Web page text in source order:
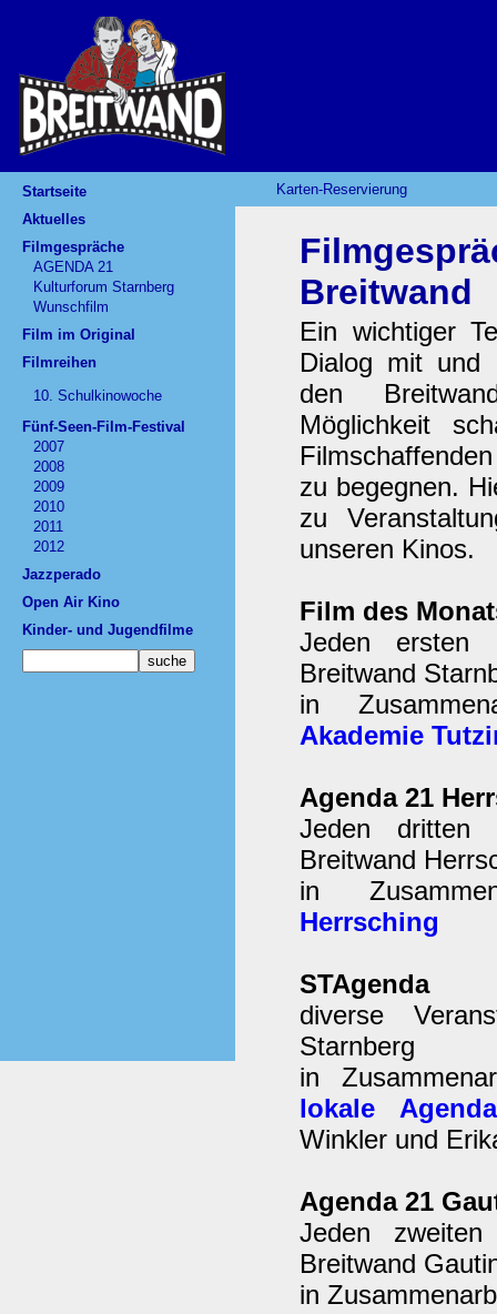
Startseite
Aktuelles
Filmgespräche
AGENDA 21
Kulturforum Starnberg
Wunschfilm
Film im Original
Filmreihen
10. Schulkinowoche
Fünf-Seen-Film-Festival
2007
2008
2009
2010
2011
2012
Jazzperado
Open Air Kino
Kinder- und Jugendfilme
Karten-Reservierung
Breitwand
Ein wichtiger
Dialog mit und
den
Möglichkeit
zu begegnen.
zu
unseren Kinos.
Film des
Jeden ersten
Breitwand
in
Akademie
Agenda 21
Jeden dritten
Breitwand
in
Herrsching
STAgenda
diverse
Starnberg
in
lokale
Winkler und
Agenda 21
Jeden
Breitwand
in